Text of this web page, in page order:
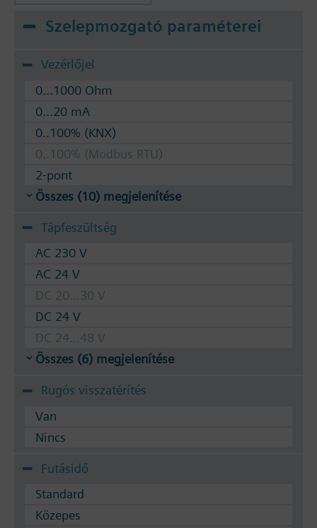
Szelepmozgató paraméterei
Vezérlőjel
0...1000 Ohm
0...20 mA
0..100% (KNX)
0..100% (Modbus RTU)
2-pont
Összes (10) megjelenítése
Tápfeszültség
AC 230 V
AC 24 V
DC 20...30 V
DC 24 V
DC 24...48 V
Összes (6) megjelenítése
Rugós visszatérítés
Van
Nincs
Futásidő
Standard
Közepes